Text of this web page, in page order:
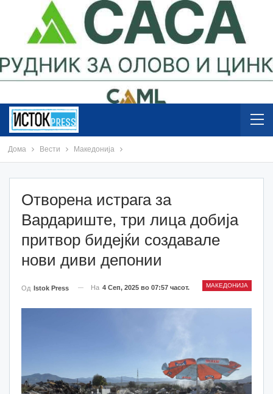
Дома Вести Македонија
Отворена истрага за
Вардариште, три лица добија
притвор бидејќи создавале
нови диви депонии
МАКЕДОНИЈА
Од Istok Press На 4 Сеп, 2025 во 07:57 часот.